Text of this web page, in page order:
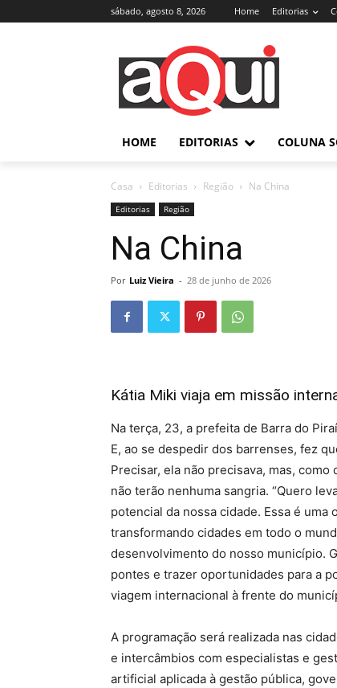
sábado, agosto 8, 2026 Home Editorias
HOME EDITORIAS COLUNA
Casa Editorias Região Na China
Editorias Região
Na China
Por Luiz Vieira - 28 de junho de 2026
Kátia Miki viaja em missão
Na terça, 23, a prefeita de Barra do
E, ao se despedir dos barrenses, fez
Precisar, ela não precisava, mas,
não terão nenhuma sangria. “Quero
potencial da nossa cidade. Essa é
transformando cidades em todo o
desenvolvimento do nosso município.
pontes e trazer oportunidades para a
viagem internacional à frente do
A programação será realizada nas
e intercâmbios com especialistas e
artificial aplicada à gestão pública,